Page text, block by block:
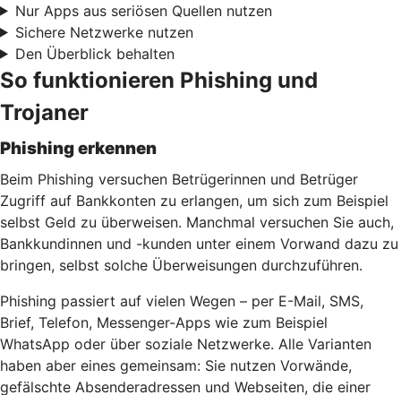
Nur Apps aus seriösen Quellen nutzen
Sichere Netzwerke nutzen
Den Überblick behalten
So funktionieren Phishing und
Trojaner
Phishing erkennen
Beim Phishing versuchen Betrügerinnen und Betrüger
Zugriff auf Bankkonten zu erlangen, um sich zum Beispiel
selbst Geld zu überweisen. Manchmal versuchen Sie auch,
Bankkundinnen und -kunden unter einem Vorwand dazu zu
bringen, selbst solche Überweisungen durchzuführen.
Phishing passiert auf vielen Wegen – per E-Mail, SMS,
Brief, Telefon, Messenger-Apps wie zum Beispiel
WhatsApp oder über soziale Netzwerke. Alle Varianten
haben aber eines gemeinsam: Sie nutzen Vorwände,
gefälschte Absenderadressen und Webseiten, die einer